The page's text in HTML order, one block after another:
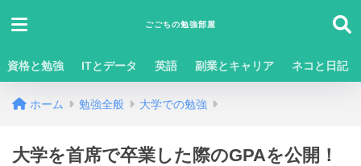
ごごちの勉強部屋
資格と勉強 ITとデータ 英語 副業とキャリア ネコと日記
ホーム 勉強全般 大学での勉強
大学を首席で卒業した際のGPAを公開！